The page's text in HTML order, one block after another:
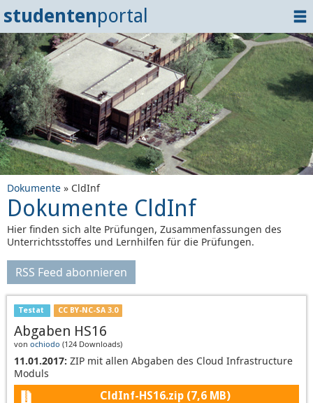
studentenportal
Home
Dokumente
Events
? Tipps
Login
Dokumente » CldInf
Dokumente CldInf
Hier finden sich alte Prüfungen, Zusammenfassungen des
Unterrichtsstoffes und Lernhilfen für die Prüfungen.
RSS Feed abonnieren
Testat CC BY-NC-SA 3.0
Abgaben HS16
von ochiodo (124 Downloads)
11.01.2017: ZIP mit allen Abgaben des Cloud Infrastructure
Moduls
CldInf-HS16.zip (7,6 MB)